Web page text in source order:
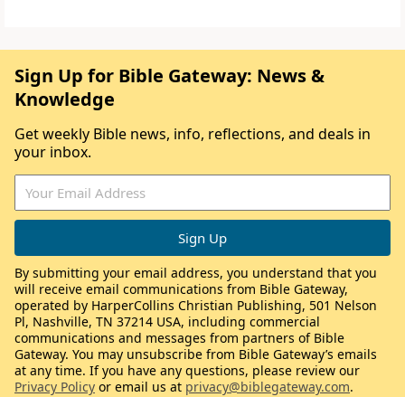
Sign Up for Bible Gateway: News &
Knowledge
Get weekly Bible news, info, reflections, and deals in
your inbox.
By submitting your email address, you understand that you
will receive email communications from Bible Gateway,
operated by HarperCollins Christian Publishing, 501 Nelson
Pl, Nashville, TN 37214 USA, including commercial
communications and messages from partners of Bible
Gateway. You may unsubscribe from Bible Gateway’s emails
at any time. If you have any questions, please review our
Privacy Policy or email us at privacy@biblegateway.com.